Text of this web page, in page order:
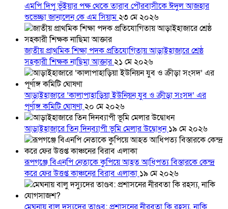
এমপি দিপু ভূঁইয়ার পক্ষ থেকে তারাব পৌরবাসীকে ঈদুল আজহার
শুভেচ্ছা জানালেন কে এম সিয়াম২৩ মে ২০২৬
জাতীয় প্রাথমিক শিক্ষা পদক প্রতিযোগিতায় আড়াইহাজারে শ্রেষ্ঠ
সহকারী শিক্ষক নাছিমা আক্তার২১ মে ২০২৬
আড়াইহাজারে ‘কালাপাহাড়িয়া ইউনিয়ন যুব ও ক্রীড়া সংসদ’ এর
পূর্ণাঙ্গ কমিটি ঘোষণা২০ মে ২০২৬
আড়াইহাজারে তিন দিনব্যাপী ভূমি মেলার উদ্বোধন১৯ মে ২০২৬
রূপগঞ্জে বিএনপি নেতাকে কুপিয়ে আহত আধিপত্য বিস্তারকে কেন্দ্র
করে ফের উত্তপ্ত কাঞ্চনের বিরাব এলাকা ১৯ মে ২০২৬